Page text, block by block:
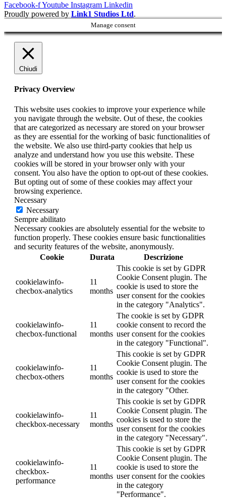
Facebook-fYoutube Instagram Linkedin
Proudly powered by Link1 Studios Ltd.
Manage consent
Chiudi
Privacy Overview
This website uses cookies to improve your experience while
you navigate through the website. Out of these, the cookies
that are categorized as necessary are stored on your browser
as they are essential for the working of basic functionalities of
the website. We also use third-party cookies that help us
analyze and understand how you use this website. These
cookies will be stored in your browser only with your
consent. You also have the option to opt-out of these cookies.
But opting out of some of these cookies may affect your
browsing experience.
Necessary
Necessary
Sempre abilitato
Necessary cookies are absolutely essential for the website to
function properly. These cookies ensure basic functionalities
and security features of the website, anonymously.
Cookie
Durata Descrizione
cookielawinfo-
checbox-analytics
11
months
This cookie is set by GDPR
Cookie Consent plugin. The
cookie is used to store the
user consent for the cookies
in the category "Analytics".
cookielawinfo-
checbox-functional
11
months
The cookie is set by GDPR
cookie consent to record the
user consent for the cookies
in the category "Functional".
cookielawinfo-
checbox-others
11
months
This cookie is set by GDPR
Cookie Consent plugin. The
cookie is used to store the
user consent for the cookies
in the category "Other.
cookielawinfo-
checkbox-necessary
11
months
This cookie is set by GDPR
Cookie Consent plugin. The
cookies is used to store the
user consent for the cookies
in the category "Necessary".
cookielawinfo-
checkbox-
performance
11
months
This cookie is set by GDPR
Cookie Consent plugin. The
cookie is used to store the
user consent for the cookies
in the category
"Performance".